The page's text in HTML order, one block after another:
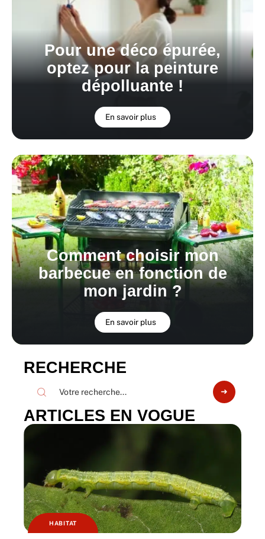
Pour une déco épurée,
optez pour la peinture
dépolluante !
En savoir plus
Comment choisir mon
barbecue en fonction de
mon jardin ?
En savoir plus
RECHERCHE
ARTICLES EN VOGUE
HABITAT